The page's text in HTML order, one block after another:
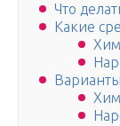
Что
Какие